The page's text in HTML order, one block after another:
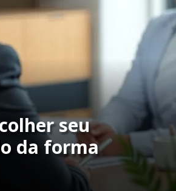
seu
da forma